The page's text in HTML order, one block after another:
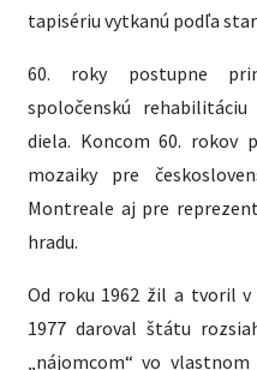
tapisériu vytkanú podľa
60. roky postupne
spoločenskú
diela. Koncom 60. rokov
mozaiky pre
Montreale aj pre
hradu.
Od roku 1962 žil a tvoril v
1977 daroval štátu
„nájomcom“ vo